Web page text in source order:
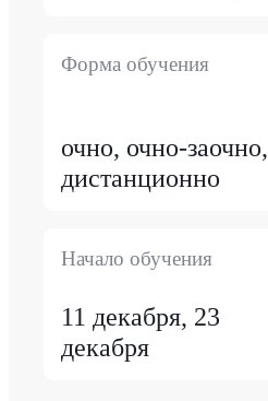
Форма обучения
очно, очно-заочно,
дистанционно
Начало обучения
11 декабря, 23
декабря